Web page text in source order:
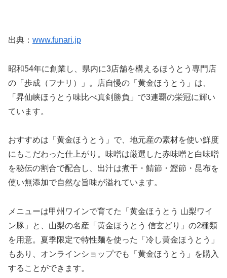
出典： www.funari.jp
昭和54年に創業し、県内に3店舗を構えるほうとう専門店
の「歩成（フナリ）」。店自慢の「黄金ほうとう」は、
「昇仙峡ほうとう味比べ真剣勝負」で3連覇の栄冠に輝い
ています。
おすすめは「黄金ほうとう」で、地元産の素材を使い鮮度
にもこだわった仕上がり。味噌は厳選した赤味噌と白味噌
を秘伝の割合で配合し、出汁は煮干・鯖節・鰹節・昆布を
使い無添加で自然な旨味が溢れています。
メニューは甲州ワインで育てた「黄金ほうとう 山梨ワイ
ン豚」と、山梨の名産「黄金ほうとう 信玄どり」の2種類
を用意。夏季限定で特性麺を使った「冷し黄金ほうとう」
もあり、オンラインショップでも「黄金ほうとう」を購入
することができます。